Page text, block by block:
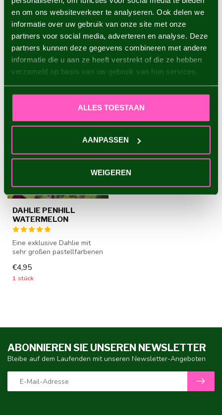
en om ons websiteverkeer te analyseren. Ook delen we
informatie over uw gebruik van onze site met onze
partners voor social media, adverteren en analyse. Deze
partners kunnen deze gegevens combineren met andere
informatie die u aan ze heeft verstrekt of die ze hebben
verzameld op basis van uw gebruik van hun services.
ALLES TOESTAAN
AANPASSEN
WEIGEREN
Dahlie Cafe au Lait €4,95
ZULETZT ANGESEHEN
DAHLIE PENHILL
WATERMELON
Eine exklusive Dahlie mit
sehr großen pastellfarbenen
€4,95
1 stück
ABONNIEREN SIE UNSEREN NEWSLETTER
Bleibe auf dem Laufenden mit unseren Newsletter-Angeboten